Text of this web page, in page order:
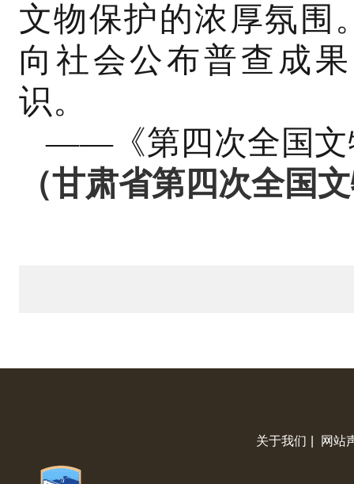
文物保护的浓厚氛围
向社会公布普查成
识。
——《第四次全国文
（甘肃省第四次全国
关于我们 网站